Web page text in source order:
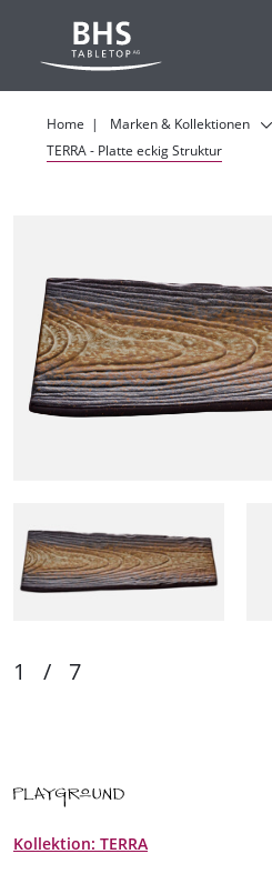
Home Marken & Kollektionen
TERRA - Platte eckig Struktur
Kollektion: TERRA